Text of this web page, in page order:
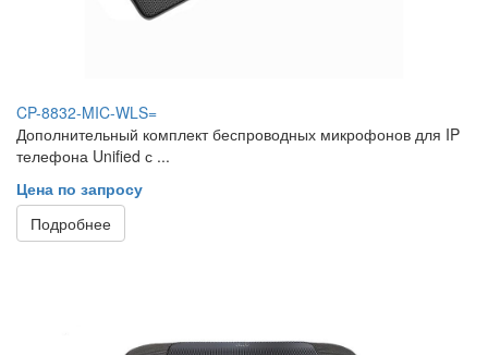
CP-8832-MIC-WLS=
Дополнительный комплект беспроводных микрофонов для IP
телефона Unified с ...
Цена по запросу
Подробнее